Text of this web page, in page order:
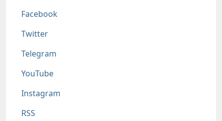
Соц сети
Facebook
Twitter
Telegram
YouTube
Instagram
RSS